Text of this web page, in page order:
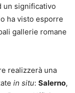
un significativo
ha visto esporre
gallerie romane
realizzerà una
in situ: Salerno,